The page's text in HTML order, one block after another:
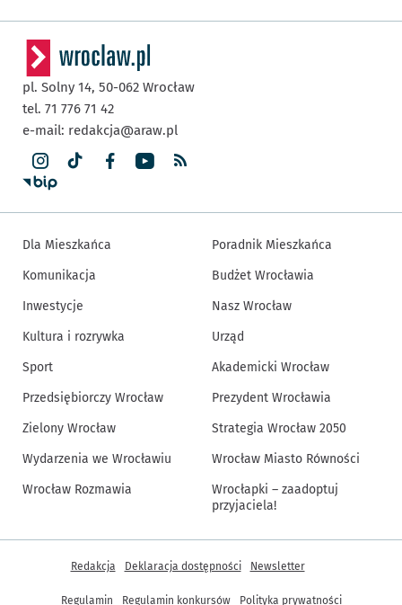
pl. Solny 14, 50-062 Wrocław
tel. 71 776 71 42
e-mail: redakcja@araw.pl
Dla Mieszkańca
Komunikacja
Inwestycje
Kultura i rozrywka
Sport
Przedsiębiorczy Wrocław
Zielony Wrocław
Wydarzenia we Wrocławiu
Wrocław Rozmawia
Poradnik Mieszkańca
Budżet Wrocławia
Nasz Wrocław
Urząd
Akademicki Wrocław
Prezydent Wrocławia
Strategia Wrocław 2050
Wrocław Miasto Równości
Wrocłapki – zaadoptuj
przyjaciela!
Inne informacje
Redakcja Deklaracja dostępności Newsletter
Regulamin Regulamin konkursów Polityka prywatności